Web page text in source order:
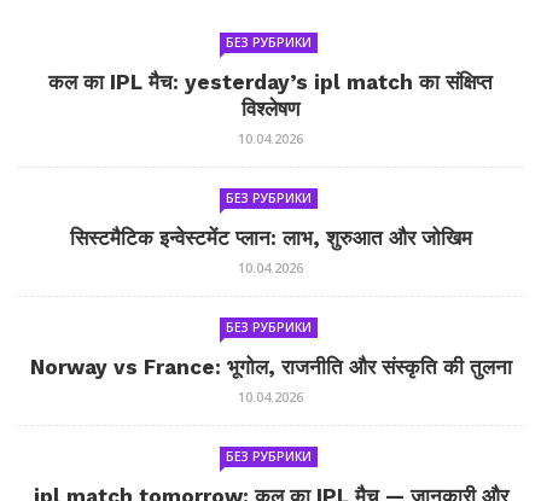
БЕЗ РУБРИКИ
कल का IPL मैच: yesterday’s ipl match का संक्षिप्त
विश्लेषण
10.04.2026
БЕЗ РУБРИКИ
सिस्टमैटिक इन्वेस्टमेंट प्लान: लाभ, शुरुआत और जोखिम
10.04.2026
БЕЗ РУБРИКИ
Norway vs France: भूगोल, राजनीति और संस्कृति की तुलना
10.04.2026
БЕЗ РУБРИКИ